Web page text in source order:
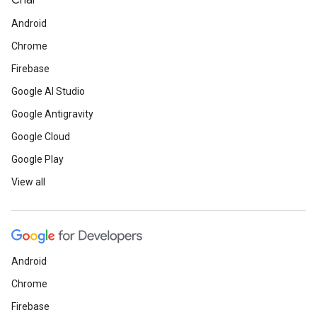
Android
Chrome
Firebase
Google AI Studio
Google Antigravity
Google Cloud
Google Play
View all
Android
Chrome
Firebase